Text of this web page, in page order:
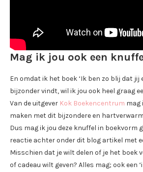
Mag ik jou ook een
En omdat ik het boek ‘Ik ben zo blij dat jij
bijzonder vindt, wil ik jou ook heel graag
Van de uitgever Kok Boekencentrum mag
maken met dit bijzondere en
Dus mag ik jou deze knuffel in boekvorm
reactie achter onder dit blog artikel met
Misschien dat je wilt delen of je het boek
of cadeau wilt geven? Alles mag; ook een